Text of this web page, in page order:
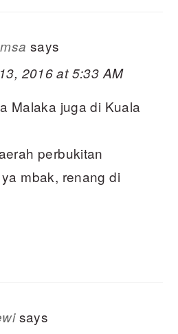
says
2016 at 5:33 AM
Malaka juga di Kuala
perbukitan
mbak, renang di
says